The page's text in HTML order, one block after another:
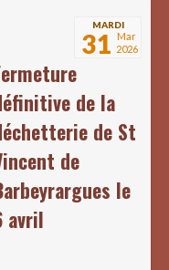
MARDI
31 Mar
2026
de la
de St
de
le
avril